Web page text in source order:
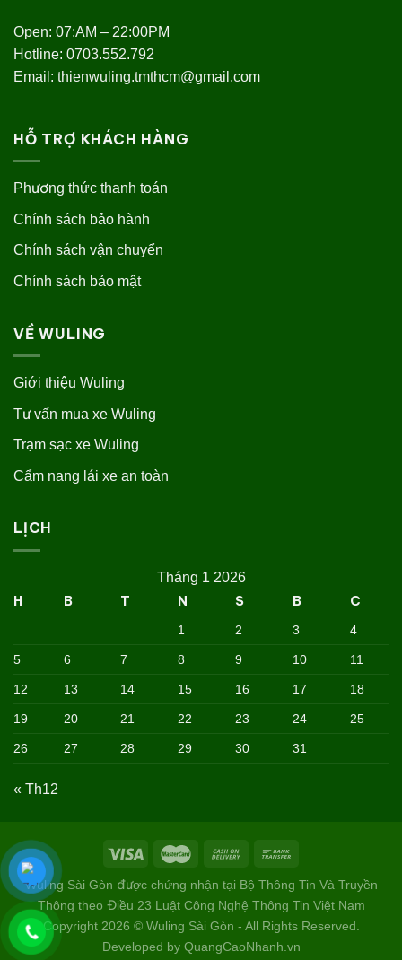
Open: 07:AM – 22:00PM
Hotline: 0703.552.792
Email: thienwuling.tmthcm@gmail.com
HỖ TRỢ KHÁCH HÀNG
Phương thức thanh toán
Chính sách bảo hành
Chính sách vận chuyển
Chính sách bảo mật
VỀ WULING
Giới thiệu Wuling
Tư vấn mua xe Wuling
Trạm sạc xe Wuling
Cẩm nang lái xe an toàn
LỊCH
Tháng 1 2026
H B T N S B C
1 2 3 4
5 6 7 8 9 10 11
12 13 14 15 16 17 18
19 20 21 22 23 24 25
26 27 28 29 30 31
« Th12
Wuling Sài Gòn được chứng nhận tại Bộ Thông Tin Và Truyền
Thông theo Điều 23 Luật Công Nghệ Thông Tin Việt Nam
Copyright 2026 © Wuling Sài Gòn - All Rights Reserved.
Developed by QuangCaoNhanh.vn